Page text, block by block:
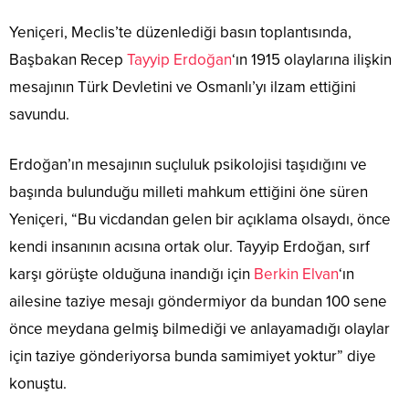
Yeniçeri, Meclis’te düzenlediği basın toplantısında,
Başbakan Recep Tayyip Erdoğan‘ın 1915 olaylarına ilişkin
mesajının Türk Devletini ve Osmanlı’yı ilzam ettiğini
savundu.
Erdoğan’ın mesajının suçluluk psikolojisi taşıdığını ve
başında bulunduğu milleti mahkum ettiğini öne süren
Yeniçeri, “Bu vicdandan gelen bir açıklama olsaydı, önce
kendi insanının acısına ortak olur. Tayyip Erdoğan, sırf
karşı görüşte olduğuna inandığı için Berkin Elvan‘ın
ailesine taziye mesajı göndermiyor da bundan 100 sene
önce meydana gelmiş bilmediği ve anlayamadığı olaylar
için taziye gönderiyorsa bunda samimiyet yoktur” diye
konuştu.